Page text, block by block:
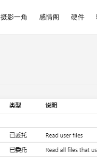
摄影一角 感情阁 硬件